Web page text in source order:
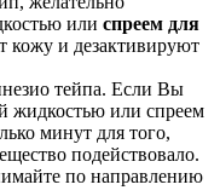
или спреем для
кожу и дезактивируют
тейпа. Если Вы
жидкостью или спреем
минут для того,
подействовало.
по направлению